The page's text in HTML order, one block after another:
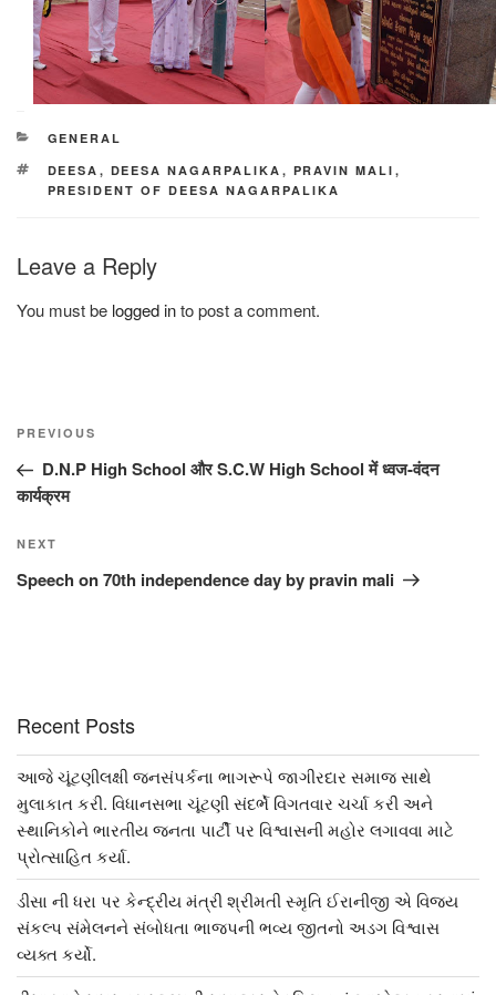
CATEGORIES
GENERAL
TAGS
DEESA , DEESA NAGARPALIKA , PRAVIN MALI ,
PRESIDENT OF DEESA NAGARPALIKA
Leave a Reply
You must be logged into post a comment.
Post
navigation
Previous
Post
PREVIOUS
D.N.P High School और S.C.W High School में ध्वज-वंदन
कार्यक्रम
Next
Post
NEXT
Speech on 70th independence day by pravin mali
Recent Posts
આજે ચૂંટણીલક્ષી જનસંપર્કના ભાગરૂપે જાગીરદાર સમાજ સાથે
મુલાકાત કરી. વિધાનસભા ચૂંટણી સંદર્ભે વિગતવાર ચર્ચા કરી અને
સ્થાનિકોને ભારતીય જનતા પાર્ટી પર વિશ્વાસની મહોર લગાવવા માટે
પ્રોત્સાહિત કર્યા.
ડીસા ની ધરા પર કેન્દ્રીય મંત્રી શ્રીમતી સ્મૃતિ ઈરાનીજી એ વિજય
સંકલ્પ સંમેલનને સંબોધતા ભાજપની ભવ્ય જીતનો અડગ વિશ્વાસ
વ્યક્ત કર્યો.